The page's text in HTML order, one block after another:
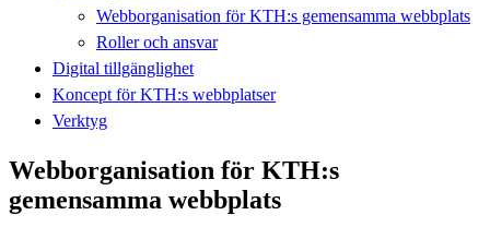
Webborganisation för KTH:s gemensamma webbplats
Roller och ansvar
Digital tillgänglighet
Koncept för KTH:s webbplatser
Verktyg
Webborganisation för KTH:s
gemensamma webbplats